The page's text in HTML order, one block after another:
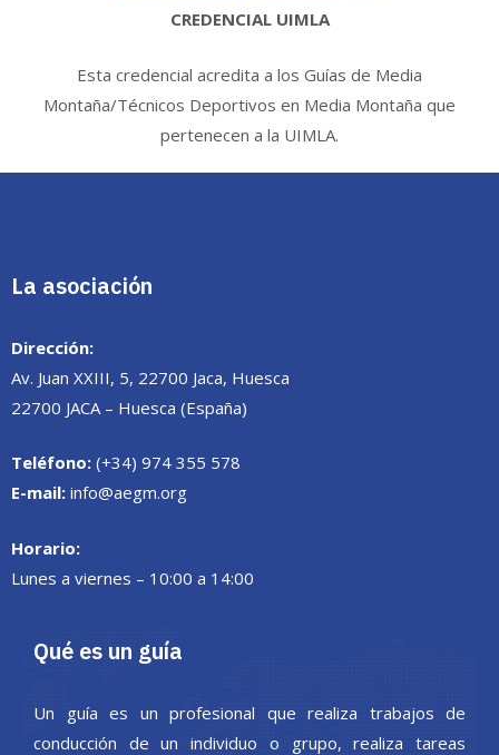
CREDENCIAL UIMLA
Esta credencial acredita a los Guías de Media
Montaña/Técnicos Deportivos en Media Montaña que
pertenecen a la UIMLA.
La asociación
Dirección:
Av. Juan XXIII, 5, 22700 Jaca, Huesca
22700 JACA – Huesca (España)
Teléfono: (+34) 974 355 578
E-mail: info@aegm.org
Horario:
Lunes a viernes – 10:00 a 14:00
Qué es un guía
Un guía es un profesional que realiza trabajos de
conducción de un individuo o grupo, realiza tareas